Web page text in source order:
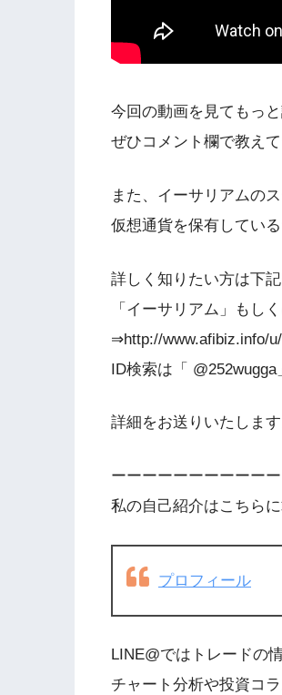
今回の動画を見てもっ
ぜひコメント欄で教え
また、イーサリアムの
仮想通貨を保有してい
詳しく知りたい方は下
「イーサリアム」もし
⇒http://www.afibiz.info/
ID検索は「 @252wugga
詳細をお送りいたします
ーーーーーーーーーー
私の自己紹介はこちらに
プロフィール
LINE@ではトレードの
チャート分析や投資コ